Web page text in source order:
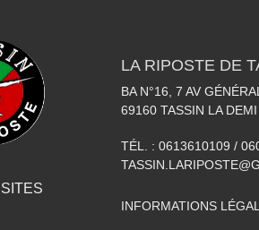
LA RIPOSTE DE
BA N°16, 7 AV
69160 TASSIN LA
TÉL. : 0613610109 /
INFORMATIONS